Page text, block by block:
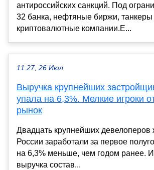
антироссийских санкций. Под
32 банка, нефтяные биржи, танкеры
криптовалютные компании.Е...
11:27, 26 Июл
Выручка крупнейших
упала на 6,3%. Мелкие игроки
рынок
Двадцать крупнейших девелоперов
России заработали за первое
на 6,3% меньше, чем годом ранее.
выручка состав...